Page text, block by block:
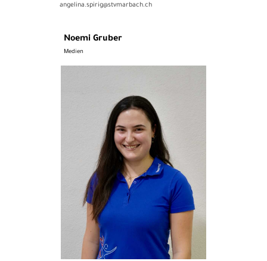
angelina.spirig@stvmarbach.ch
Noemi Gruber
Medien